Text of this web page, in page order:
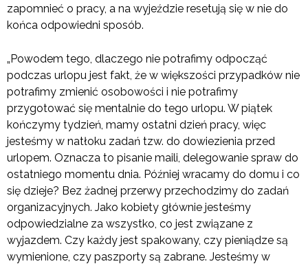
zapomnieć o pracy, a na wyjeździe resetują się w nie do
końca odpowiedni sposób.
„Powodem tego, dlaczego nie potrafimy odpocząć
podczas urlopu jest fakt, że w większości przypadków nie
potrafimy zmienić osobowości i nie potrafimy
przygotować się mentalnie do tego urlopu. W piątek
kończymy tydzień, mamy ostatni dzień pracy, więc
jesteśmy w natłoku zadań tzw. do dowiezienia przed
urlopem. Oznacza to pisanie maili, delegowanie spraw do
ostatniego momentu dnia. Później wracamy do domu i co
się dzieje? Bez żadnej przerwy przechodzimy do zadań
organizacyjnych. Jako kobiety głównie jesteśmy
odpowiedzialne za wszystko, co jest związane z
wyjazdem. Czy każdy jest spakowany, czy pieniądze są
wymienione, czy paszporty są zabrane. Jesteśmy w